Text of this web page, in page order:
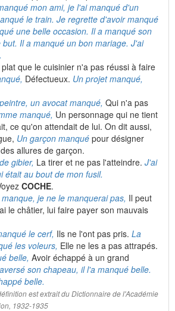
mon ami, je l'ai manqué d'un
le train. Je regrette d'avoir manqué
une belle occasion. Il a manqué son
Il a manqué un bon mariage. J'ai
plat que le cuisinier n'a pas réussi à faire
Défectueux. Un projet manqué,
un avocat manqué, Qui n'a pas
manqué, Un personnage qui ne tient
ce qu'on attendait de lui. On dit aussi,
Un garçon manqué pour désigner
allures de garçon.
gibier, La tirer et ne pas l'atteindre. J'ai
était au bout de mon fusil.
COCHE.
je ne le manquerai pas, Il peut
le châtier, lui faire payer son mauvais
le cerf, Ils ne l'ont pas pris. La
les voleurs, Elle ne les a pas attrapés.
belle, Avoir échappé à un grand
son chapeau, il l'a manqué belle.
belle.
est extrait du Dictionnaire de l'Académie
1932-1935